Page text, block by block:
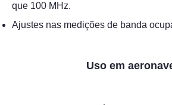
que 100 MHz.
Ajustes nas medições de banda
Uso em